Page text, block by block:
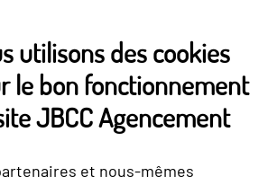
NOUS CONTACTER
utilisons des cookies
le bon fonctionnement
JBCC Agencement
et nous-mêmes